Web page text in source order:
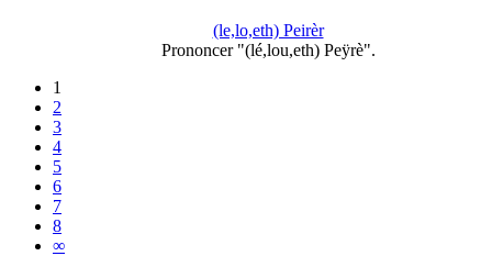
(le,lo,eth) Peirèr
Prononcer "(lé,lou,eth) Peÿrè".
1
2
3
4
5
6
7
8
∞